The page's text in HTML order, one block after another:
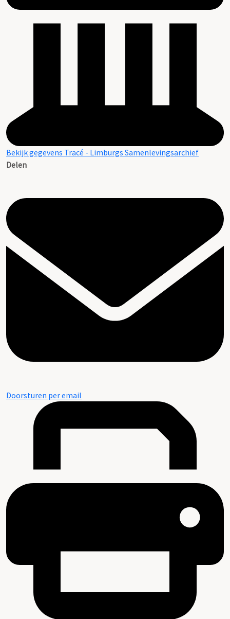
Bekijk gegevens Tracé - Limburgs Samenlevingsarchief
Delen
Doorsturen per email